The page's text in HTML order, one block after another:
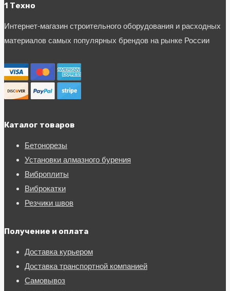
1 Техно
Интернет-магазин строительного оборудования и расходных
материалов самых популярных брендов на рынке России
Каталог товаров
Бетонорезы
Установки алмазного бурения
Виброплиты
Виброкатки
Резчики швов
Получение и оплата
Доставка курьером
Доставка транспортной компанией
Самовывоз